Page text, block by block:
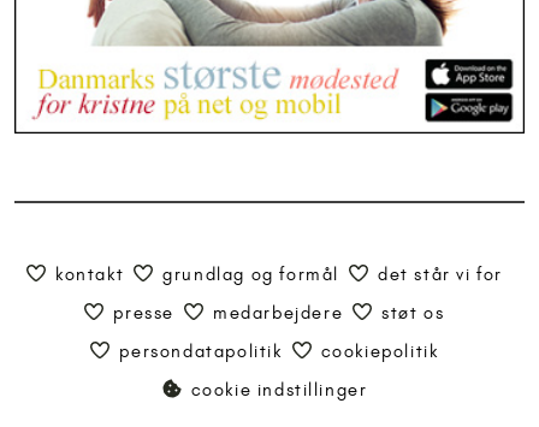
kontakt grundlag og formål
det står vi for
presse
medarbejdere
støt os
persondatapolitik
cookiepolitik
cookie indstillinger